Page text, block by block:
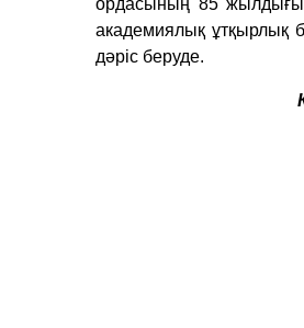
ордасының 85
академиялық ұтқырлық
дәріс беруде.